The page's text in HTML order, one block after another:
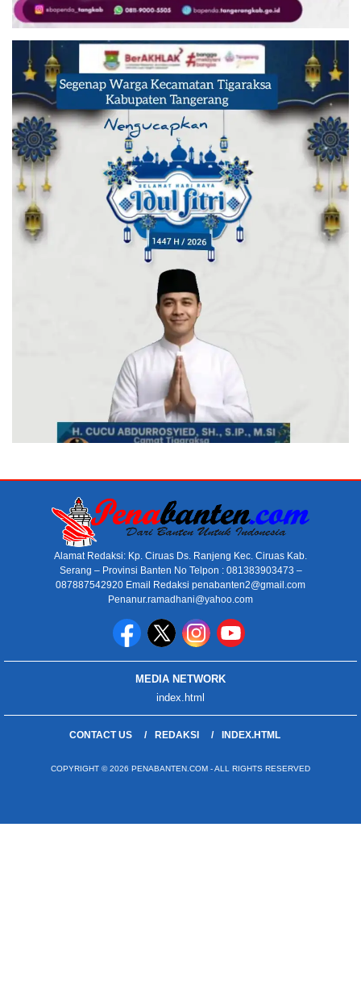
Alamat Redaksi: Kp. Ciruas Ds. Ranjeng Kec. Ciruas Kab.
Serang – Provinsi Banten No Telpon : 081383903473 –
087887542920 Email Redaksi penabanten2@gmail.com
Penanur.ramadhani@yahoo.com
MEDIA NETWORK
index.html
CONTACT US REDAKSI INDEX.HTML
COPYRIGHT © 2026 PENABANTEN.COM - ALL RIGHTS RESERVED